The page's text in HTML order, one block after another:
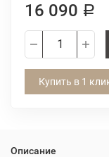
16 090 Р
Купить в 1
Описание